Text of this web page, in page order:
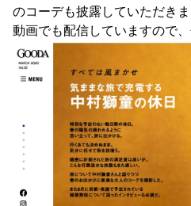
のコーデも披露していただき
動画でも配信していますので、